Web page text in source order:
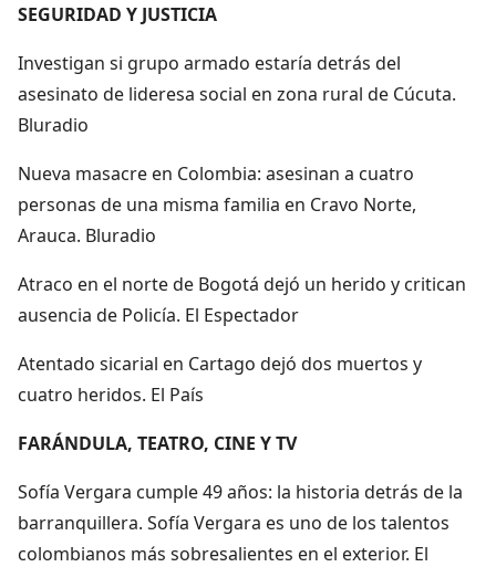
SEGURIDAD Y JUSTICIA
Investigan si grupo armado estaría detrás del
asesinato de lideresa social en zona rural de Cúcuta.
Bluradio
Nueva masacre en Colombia: asesinan a cuatro
personas de una misma familia en Cravo Norte,
Arauca. Bluradio
Atraco en el norte de Bogotá dejó un herido y critican
ausencia de Policía. El Espectador
Atentado sicarial en Cartago dejó dos muertos y
cuatro heridos. El País
FARÁNDULA, TEATRO, CINE Y TV
Sofía Vergara cumple 49 años: la historia detrás de la
barranquillera. Sofía Vergara es uno de los talentos
colombianos más sobresalientes en el exterior. El